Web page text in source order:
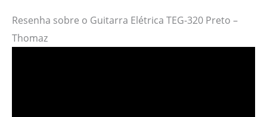
Resenha sobre o Guitarra Elétrica TEG-320 Preto –
Thomaz